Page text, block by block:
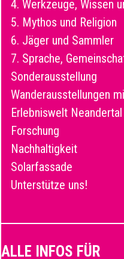
4. Werkzeuge, Wissen
5. Mythos und Religion
6. Jäger und Sammler
7. Sprache,
Sonderausstellung
Wanderausstellungen
Erlebniswelt Neandertal
Forschung
Nachhaltigkeit
Solarfassade
Unterstütze uns!
ALLE INFOS FÜR